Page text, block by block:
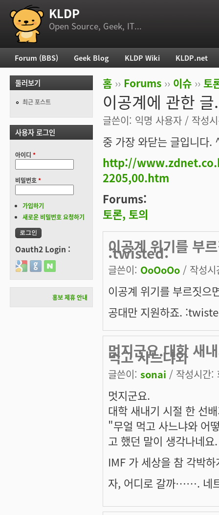
부 메뉴 KLDP
Open Source, Geek, IT...
현재 위치
홈 ›› Forums ›› 이슈 ›› 토
이공계에 관한 글
글쓴이: 익명 사용자 / 작성
중 가장 와닫는 글입니다.
http://
2205,00.htm
Forums:
토론, 토의
이공계 위기를 부
:twisted:
글쓴이: OoOoOo / 작성
이공계 위기를 부르짓으
공대만 지원하죠.
멋지군요.대학 새
먹고 사느냐와
글쓴이: sonai / 작성시간
멋지군요.
대학 새내기 시절 한 선
"무얼 먹고 사느냐와 어
고 했던 말이 생각나네요.
IMF 가 세상을 참 각박
자, 어디로 갈까…….
주 메뉴
Forum (BBS) Geek Blog KLDP Wiki KLDP.net
둘러보기
최근 포스트
사용자 로그인
아이디 *
비밀번호*
가입하기
새로운 비밀번호 요청하기
Oauth2 Login :
Login with Google
Login with GitHub
Login with Naver
홍보 제휴 안내